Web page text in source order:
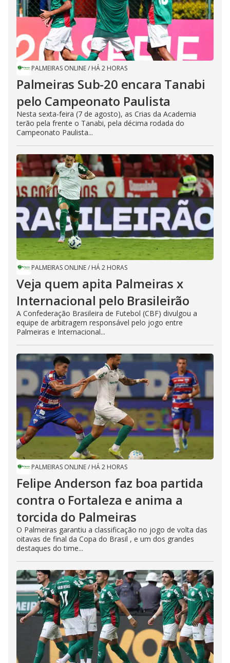
PALMEIRAS ONLINE/ HÁ 2 HORAS
Palmeiras Sub-20 encara Tanabi
pelo Campeonato Paulista
Nesta sexta-feira (7 de agosto), as Crias da Academia
terão pela frente o Tanabi, pela décima rodada do
Campeonato Paulista...
PALMEIRAS ONLINE/ HÁ 2 HORAS
Veja quem apita Palmeiras x
Internacional pelo Brasileirão
A Confederação Brasileira de Futebol (CBF) divulgou a
equipe de arbitragem responsável pelo jogo entre
Palmeiras e Internacional...
PALMEIRAS ONLINE/ HÁ 2 HORAS
Felipe Anderson faz boa partida
contra o Fortaleza e anima a
torcida do Palmeiras
O Palmeiras garantiu a classificação no jogo de volta das
oitavas de final da Copa do Brasil , e um dos grandes
destaques do time...